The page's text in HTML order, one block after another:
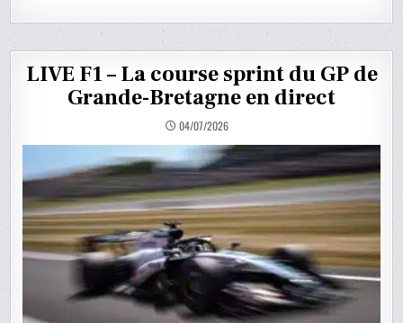
LIVE F1 – La course sprint du GP de
Grande-Bretagne en direct
04/07/2026